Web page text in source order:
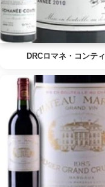
DRCロマネ・コンティ